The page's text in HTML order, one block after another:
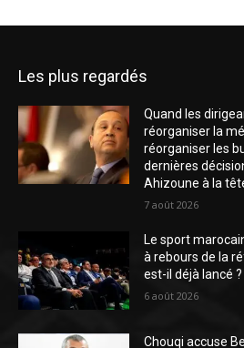
Les plus regardés
Quand les
réorganiser la
réorganiser les
dernières
Ahizoune à la tête
7 août 2026
Le sport
à rebours de la
est-il déjà lancé ?
6 août 2026
Chouqi accuse